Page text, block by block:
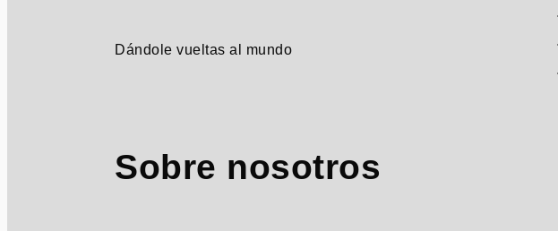
Dándole vueltas al mundo
Sobre nosotros